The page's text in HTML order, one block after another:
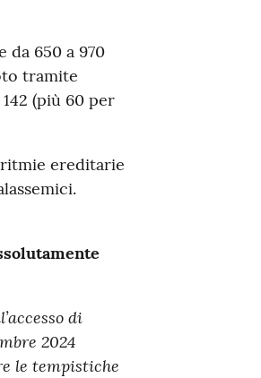
650 a 970
tramite
(più 60 per
ereditarie
di
2024
le tempistiche